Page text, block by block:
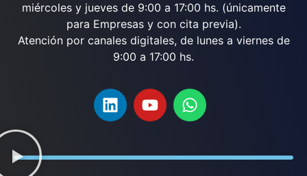
miércoles y jueves de 9:00 a 17:00 hs. (únicamente
para Empresas y con cita previa).
Atención por canales digitales, de lunes a viernes de
9:00 a 17:00 hs.